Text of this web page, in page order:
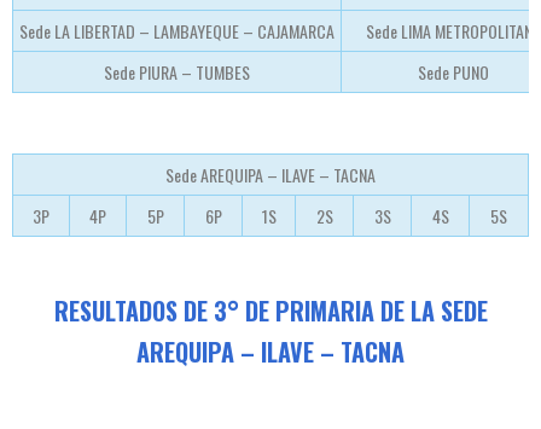
Sede LA LIBERTAD – LAMBAYEQUE – CAJAMARCA
Sede LIMA METROPOLITANA
Sede PIURA – TUMBES
Sede PUNO
Sede AREQUIPA – ILAVE – TACNA
3P
4P 5P 6P 1S 2S 3S 4S 5S
RESULTADOS DE 3° DE PRIMARIA DE LA SEDE
AREQUIPA – ILAVE – TACNA